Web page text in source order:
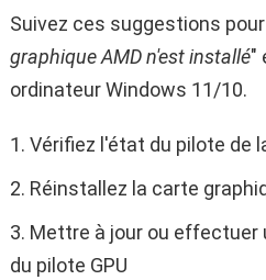
Suivez ces suggestions
graphique AMD n'est installé"
ordinateur Windows 11/10.
Vérifiez l'état du pilote de
Réinstallez la carte
Mettre à jour ou effectuer
du pilote GPU